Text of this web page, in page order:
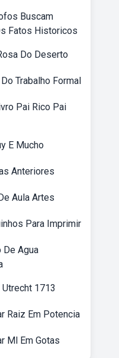
Buscam
Fatos Historicos
Do Deserto
Trabalho Formal
Pai Rico Pai
E Mucho
Anteriores
Aula Artes
Para Imprimir
De Agua
1713
Raiz Em Potencia
Ml Em Gotas